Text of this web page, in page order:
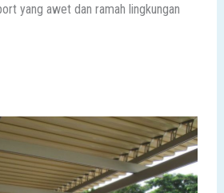
yang awet dan ramah lingkungan